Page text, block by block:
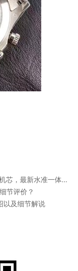
准一体机腕表怎么样！
节评价？
以及细节解说